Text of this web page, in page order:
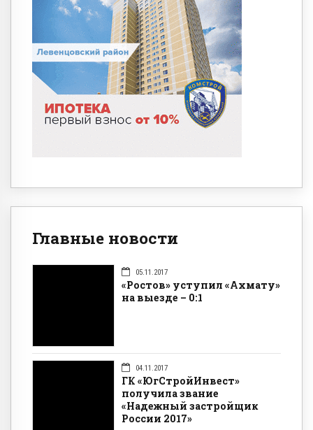
Главные новости
05.11.2017
«Ростов» уступил «Ахмату»
на выезде – 0:1
04.11.2017
ГК «ЮгСтройИнвест»
получила звание
«Надежный застройщик
России 2017»